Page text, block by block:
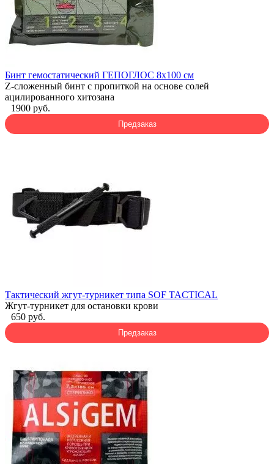
Бинт гемостатический ГЕПОГЛОС 8х100 см
Z-сложенный бинт с пропиткой на основе солей
ацилированного хитозана
1900 руб.
Предзаказ
Тактический жгут-турникет типа SOF TACTICAL
Жгут-турникет для остановки крови
650 руб.
Предзаказ